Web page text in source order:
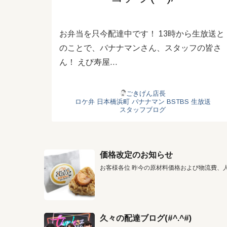
お弁当を只今配達中です！ 13時から生放送と
のことで、バナナマンさん、スタッフの皆さ
ん！ えび寿屋…
ごきげん店長
ロケ弁 日本橋浜町 バナナマン BSTBS 生放送
スタッフブログ
価格改定のお知らせ
お客様各位 昨今の原材料価格および物流費、
久々の配達ブログ(#^.^#)